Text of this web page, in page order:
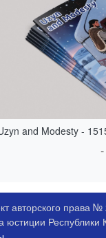
and Modesty -
авторского права
юстиции